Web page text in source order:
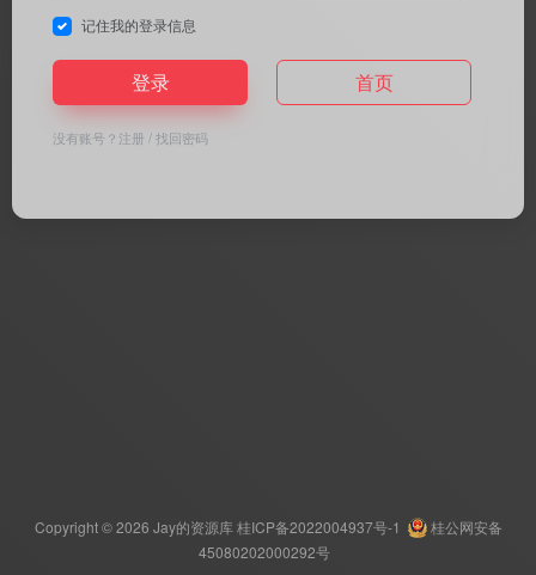
记住我的登录信息
登录 首页
没有账号？ 注册 /找回密码
Copyright © 2026 Jay的资源库 桂ICP备2022004937号-1
桂公网安备
45080202000292号